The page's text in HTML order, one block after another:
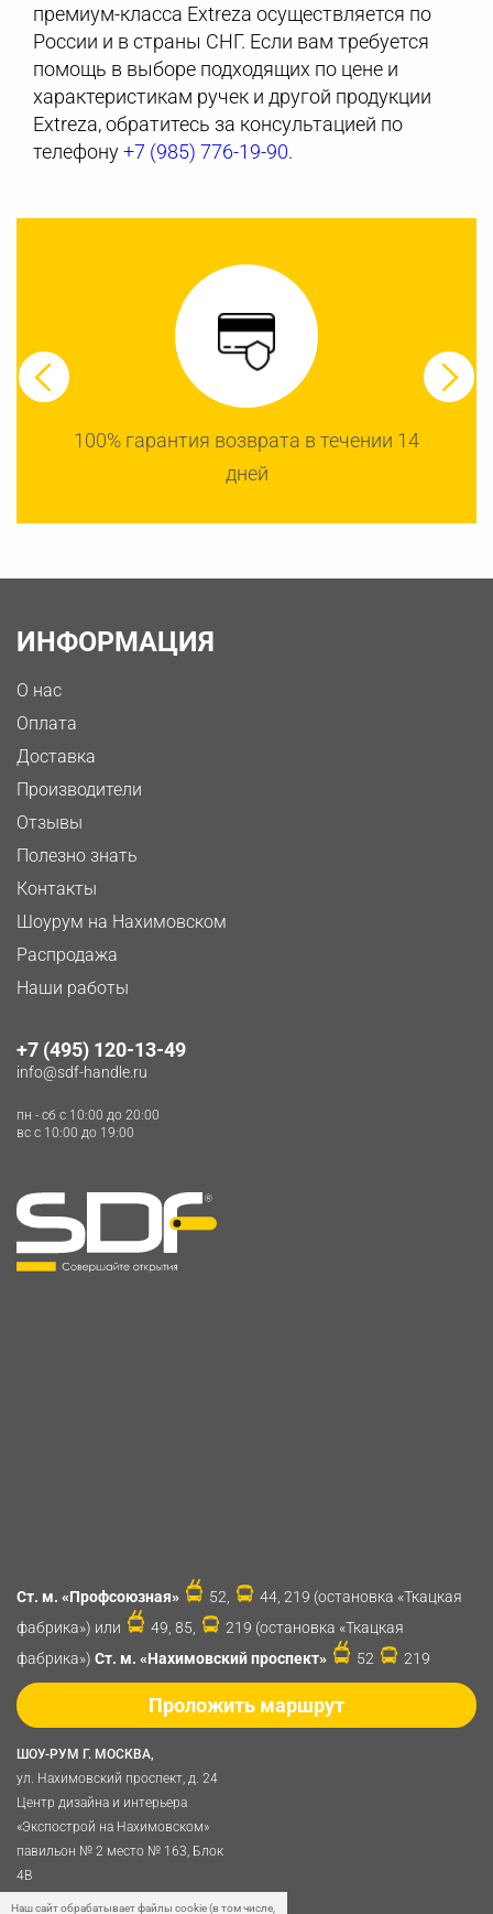
премиум-класса Extreza осуществляется по
России и в страны СНГ. Если вам требуется
помощь в выборе подходящих по цене и
характеристикам ручек и другой продукции
Extreza, обратитесь за консультацией по
телефону+7 (985) 776-19-90.
100% гарантия возврата в течении 14
дней
ИНФОРМАЦИЯ
О нас
Оплата
Доставка
Производители
Отзывы
Полезно знать
Контакты
Шоурум на Нахимовском
Распродажа
Наши работы
+7 (495) 120-13-49
info@sdf-handle.ru
пн - сб c 10:00 до 20:00
вс c 10:00 до 19:00
ШОУ-РУМ Г. МОСКВА,
ул. Нахимовский проспект, д. 24
Центр дизайна и интерьера
«Экспострой на Нахимовском»
павильон № 2 место № 163, Блок
4B
Политика обработки
Ст. м. «Профсоюзная» 52,
44, 219 (остановка «Ткацкая
фабрика») или
49, 85,
219 (остановка «Ткацкая
фабрика») Ст. м. «Нахимовский проспект» 52 219
Проложить маршрут
Наш сайт обрабатывает файлы cookie (в том числе,